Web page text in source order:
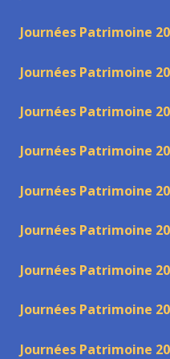
Journées Patrimoine
Journées Patrimoine
Journées Patrimoine
Journées Patrimoine
Journées Patrimoine
Journées Patrimoine
Journées Patrimoine
Journées Patrimoine
Journées Patrimoine